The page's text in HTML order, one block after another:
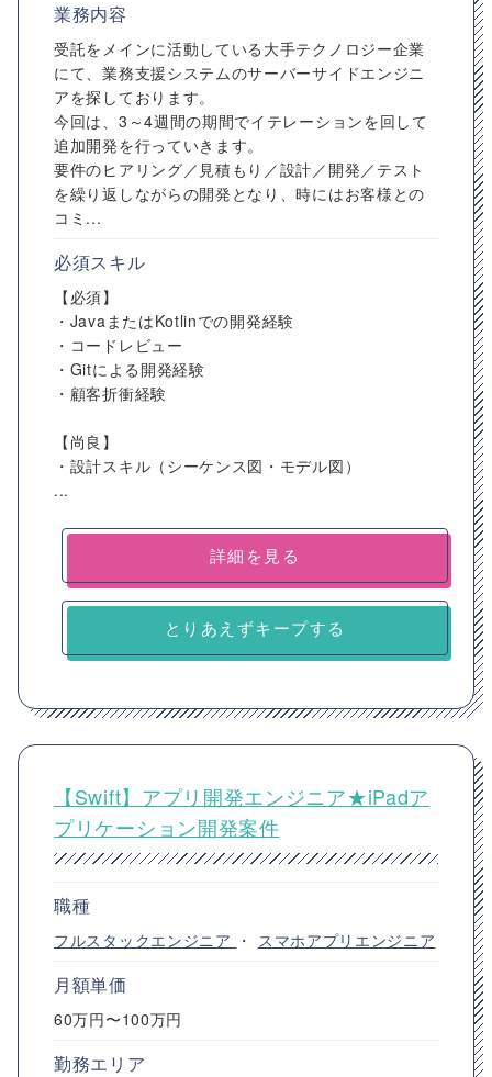
業務内容
受託をメインに活動している大手テクノロジー企業
にて、業務支援システムのサーバーサイドエンジニ
アを探しております。
今回は、3～4週間の期間でイテレーションを回して
追加開発を行っていきます。
要件のヒアリング／見積もり／設計／開発／テスト
を繰り返しながらの開発となり、時にはお客様との
コミ...
必須スキル
【必須】
・JavaまたはKotlinでの開発経験
・コードレビュー
・Gitによる開発経験
・顧客折衝経験
【尚良】
・設計スキル（シーケンス図・モデル図）
...
詳細を見る
とりあえずキープする
【Swift】アプリ開発エンジニア★iPadア
プリケーション開発案件
職種
フルスタックエンジニア ・ スマホアプリエンジニア
月額単価
60万円〜100万円
勤務エリア